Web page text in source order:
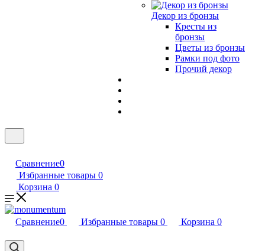
Декор из бронзы
Кресты из
бронзы
Цветы из бронзы
Рамки под фото
Прочий декор
Сравнение0
Избранные товары 0
Корзина 0
Сравнение0 Избранные товары 0 Корзина 0